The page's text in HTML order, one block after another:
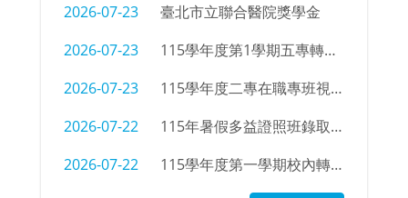
2026-07-23
臺北市立聯合醫院獎學金
2026-07-23
115學年度第1學期五專轉學招生考試錄取公告
2026-07-23
115學年度二專在職專班視光學科新生學號查詢
2026-07-22
115年暑假多益證照班錄取名單
2026-07-22
115學年度第一學期校內轉科錄取名單及注意事項